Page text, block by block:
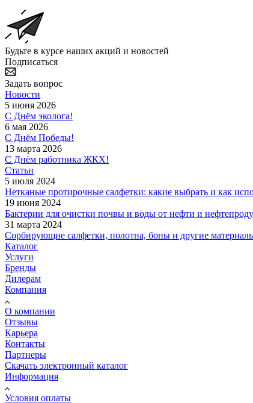
Будьте в курсе наших акций и новостей
Подписаться
Задать вопрос
Новости
5 июня 2026
С Днём эколога!
6 мая 2026
С Днём Победы!
13 марта 2026
С Днём работника ЖКХ!
Статьи
5 июля 2024
Нетканые протирочные салфетки: какие выбрать и как
19 июня 2024
Бактерии для очистки почвы и воды от нефти и
31 марта 2024
Сорбирующие салфетки, полотна, боны и другие
Каталог
Услуги
Бренды
Дилерам
Компания
О компании
Отзывы
Карьера
Контакты
Партнеры
Скачать электронный каталог
Информация
Условия оплаты